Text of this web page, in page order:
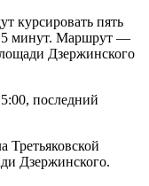
курсировать пять
15 минут. Маршрут —
Дзержинского
последний
Третьяковской
Дзержинского.